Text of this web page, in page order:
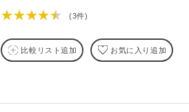
★★★★★ (3件)
比較リスト追加 お気に入り追加